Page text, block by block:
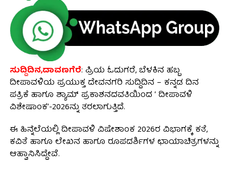
ಸುದ್ದಿದಿನ,ದಾವಣಗೆರೆ: ಪ್ರಿಯ ಓದುಗರೆ, ಬೆಳಕಿನ ಹಬ್ಬ
ದೀಪಾವಳಿಯ ಪ್ರಯುಕ್ತ ದೇವನಗರಿ ಸುದ್ದಿದಿನ – ಕನ್ನಡ ದಿನ
ಪತ್ರಿಕೆ ಹಾಗೂ ಶ್ಯಾಮ್ ಪ್ರಕಾಶನದವತಿಯಿಂದ ‘ ದೀಪಾವಳಿ
ವಿಶೇಷಾಂಕ’-2026ನ್ನು ತರಲಾಗುತ್ತಿದೆ.
ಈ‌ ಹಿನ್ನೆಲೆಯಲ್ಲಿ ದೀಪಾವಳಿ ವಿಷೇಶಾಂಕ 2026ರ ವಿಭಾಗಕ್ಕೆ ಕತೆ,
ಕವಿತೆ ಹಾಗೂ ಲೇಖನ ಹಾಗೂ ರೂಪದರ್ಶಿಗಳ ಛಾಯಾಚಿತ್ರಗಳನ್ನು
ಆಹ್ವಾನಿಸಿದ್ದೇವೆ.